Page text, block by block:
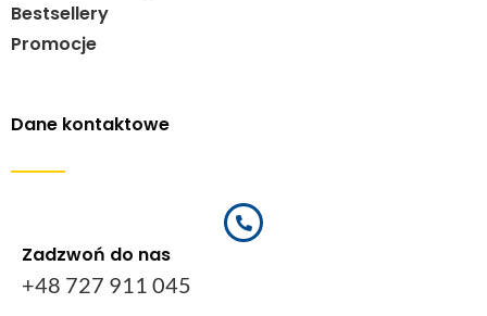
Bestsellery
Promocje
Dane kontaktowe
Zadzwoń do nas
+48 727 911 045